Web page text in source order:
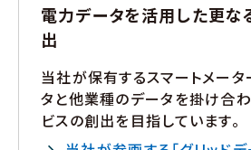
電力データを活用した更な
出
当社が保有するスマートメー
タと他業種のデータを掛け合
ビスの創出を目指しています。